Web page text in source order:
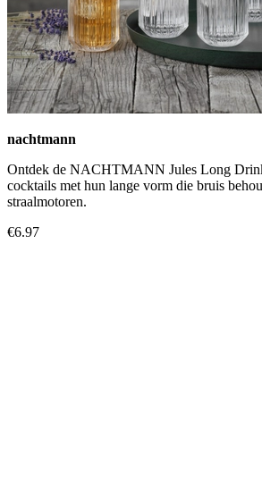
nachtmann
Ontdek de NACHTMANN Jules Long
cocktails met hun lange vorm die bruis
straalmotoren.
€6.97